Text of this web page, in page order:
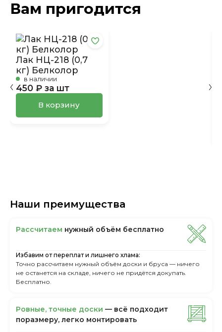
Вам пригодится
Лак НЦ-218 (0,7
кг) Белколор
в наличии
450 ₽ за шт
В корзину
Наши преимущества
Рассчитаем нужный объём бесплатно
Избавим от переплат и лишнего хлама:
Точно рассчитаем нужный объём доски и бруса — ничего
не останется на складе, ничего не придётся докупать.
Бесплатно.
Ровные, точные доски — всё подходит
поразмеру, легкo монтировать